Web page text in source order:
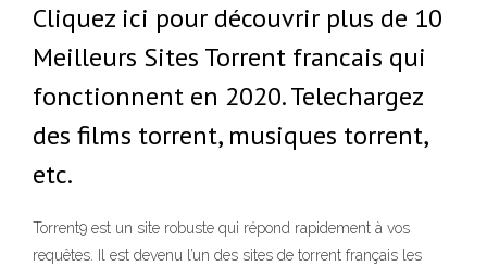
Cliquez ici pour découvrir plus de 10
Meilleurs Sites Torrent francais qui
fonctionnent en 2020. Telechargez
des films torrent, musiques torrent,
etc.
Torrent9 est un site robuste qui répond rapidement à vos
requêtes. Il est devenu l’un des sites de torrent français les